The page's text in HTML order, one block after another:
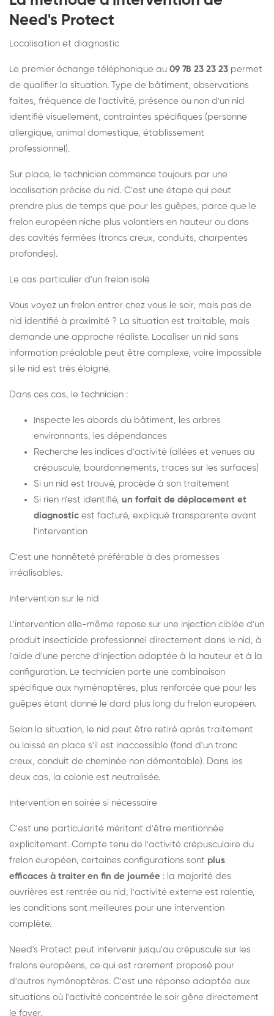
Need's Protect
Localisation et diagnostic
Le premier échange téléphonique au 09 78 23 23 23 permet
de qualifier la situation. Type de bâtiment, observations
faites, fréquence de l'activité, présence ou non d'un nid
identifié visuellement, contraintes spécifiques (personne
allergique, animal domestique, établissement
professionnel).
Sur place, le technicien commence toujours par une
localisation précise du nid. C'est une étape qui peut
prendre plus de temps que pour les guêpes, parce que le
frelon européen niche plus volontiers en hauteur ou dans
des cavités fermées (troncs creux, conduits, charpentes
profondes).
Le cas particulier d'un frelon isolé
Vous voyez un frelon entrer chez vous le soir, mais pas de
nid identifié à proximité ? La situation est traitable, mais
demande une approche réaliste. Localiser un nid sans
information préalable peut être complexe, voire impossible
si le nid est très éloigné.
Dans ces cas, le technicien :
Inspecte les abords du bâtiment, les arbres
environnants, les dépendances
Recherche les indices d'activité (allées et venues au
crépuscule, bourdonnements, traces sur les surfaces)
Si un nid est trouvé, procède à son traitement
Si rien n'est identifié, un forfait de déplacement et
diagnostic est facturé, expliqué transparente avant
l'intervention
C'est une honnêteté préférable à des promesses
irréalisables.
Intervention sur le nid
L'intervention elle-même repose sur une injection ciblée d'un
produit insecticide professionnel directement dans le nid, à
l'aide d'une perche d'injection adaptée à la hauteur et à la
configuration. Le technicien porte une combinaison
spécifique aux hyménoptères, plus renforcée que pour les
guêpes étant donné le dard plus long du frelon européen.
Selon la situation, le nid peut être retiré après traitement
ou laissé en place s'il est inaccessible (fond d'un tronc
creux, conduit de cheminée non démontable). Dans les
deux cas, la colonie est neutralisée.
Intervention en soirée si nécessaire
C'est une particularité méritant d'être mentionnée
explicitement. Compte tenu de l'activité crépusculaire du
frelon européen, certaines configurations sont plus
efficaces à traiter en fin de journée : la majorité des
ouvrières est rentrée au nid, l'activité externe est ralentie,
les conditions sont meilleures pour une intervention
complète.
Need's Protect peut intervenir jusqu'au crépuscule sur les
frelons européens, ce qui est rarement proposé pour
d'autres hyménoptères. C'est une réponse adaptée aux
situations où l'activité concentrée le soir gêne directement
le foyer.